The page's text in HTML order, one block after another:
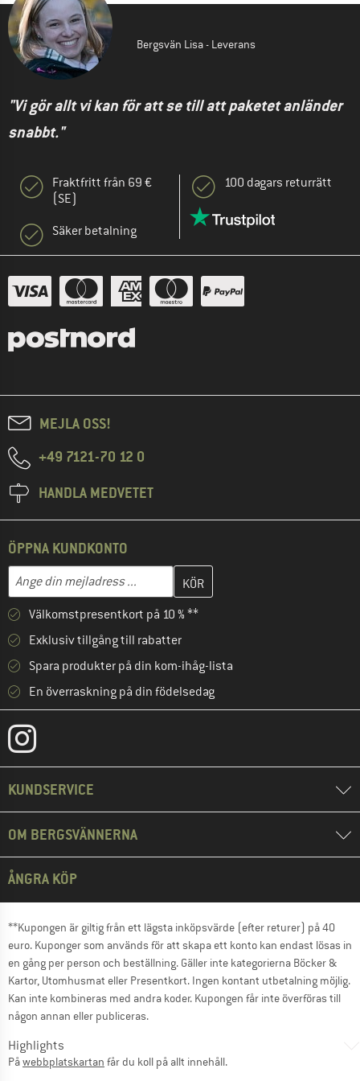
Bergsvän Lisa - Leverans
"Vi gör allt vi kan för att se till att paketet anländer
snabbt."
Fraktfritt från 69 €
(SE)
Säker betalning
100 dagars returrätt
MEJLA OSS!
+49 7121-70 12 0
HANDLA MEDVETET
ÖPPNA KUNDKONTO
Mejladress
Skriv in din e-postadress här och skapa ditt kundkonto i nästa
Välkomstpresentkort på 10 % **
Exklusiv tillgång till rabatter
Spara produkter på din kom-ihåg-lista
En överraskning på din födelsedag
KUNDSERVICE
OM BERGSVÄNNERNA
ÅNGRA KÖP
**Kupongen är giltig från ett lägsta inköpsvärde (efter returer) på 40
euro. Kuponger som används för att skapa ett konto kan endast lösas in
en gång per person och beställning. Gäller inte kategorierna Böcker &
Kartor, Utomhusmat eller Presentkort. Ingen kontant utbetalning möjlig.
Kan inte kombineras med andra koder. Kupongen får inte överföras till
någon annan eller publiceras.
Highlights
Påwebbplatskartan får du koll på allt innehåll.